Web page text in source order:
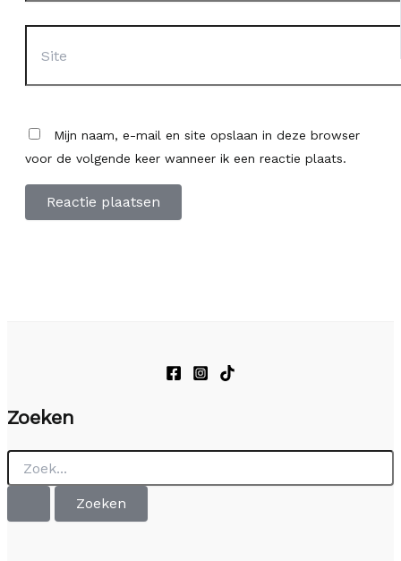
Mijn naam, e-mail en site opslaan in deze browser
voor de volgende keer wanneer ik een reactie plaats.
Zoeken
Zoek
naar: